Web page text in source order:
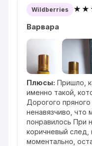
Wildberries
Варвара
Плюсы: Пришло,
именно такой,
Дорогого пряного
ненавязчиво,
понравилось При
коричневый след,
моментально,